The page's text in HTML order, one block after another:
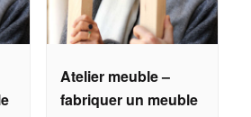
Atelier meuble –
fabriquer un meuble